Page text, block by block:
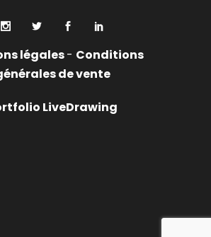
légales- Conditions
de vente
LiveDrawing